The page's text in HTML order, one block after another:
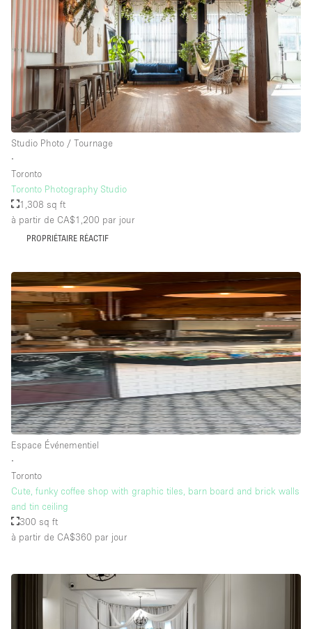
Studio Photo / Tournage
∙
Toronto
Toronto Photography Studio
1,308 sq ft
à partir de CA$1,200 par jour
PROPRIÉTAIRE RÉACTIF
Espace Événementiel
∙
Toronto
Cute, funky coffee shop with graphic tiles, barn board and brick walls
and tin ceiling
300 sq ft
à partir de CA$360 par jour